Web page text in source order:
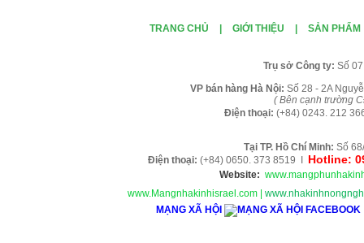
TRANG CHỦ GIỚI THIỆU SẢN PHẨM
Trụ sở Công ty: Số
VP bán hàng Hà Nội: Số 28 - 2A
( Bên cạnh trường
Điện thoại: (+84) 0243. 212
Tại TP. H ồ Chí Minh: Số
Điện thoại: (+84) 0650. 373 8519 I Hotline:
Website:
www.Mangnhakinhisrael.com
MẠNG XÃ HỘI